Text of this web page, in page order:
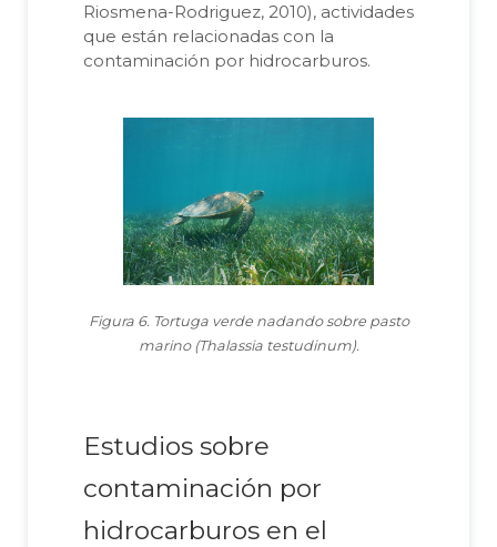
Riosmena-Rodriguez, 2010), actividades
que están relacionadas con la
contaminación por hidrocarburos.
Figura 6. Tortuga verde nadando sobre pasto
marino (Thalassia testudinum).
Estudios sobre
contaminación por
hidrocarburos en el